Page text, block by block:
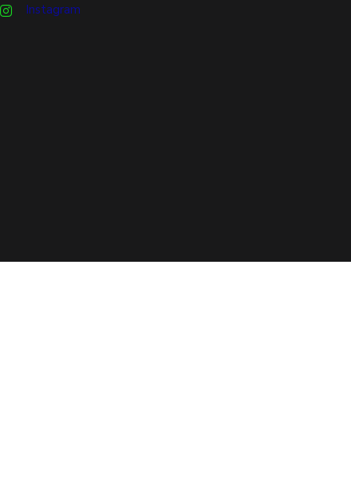
Instagram